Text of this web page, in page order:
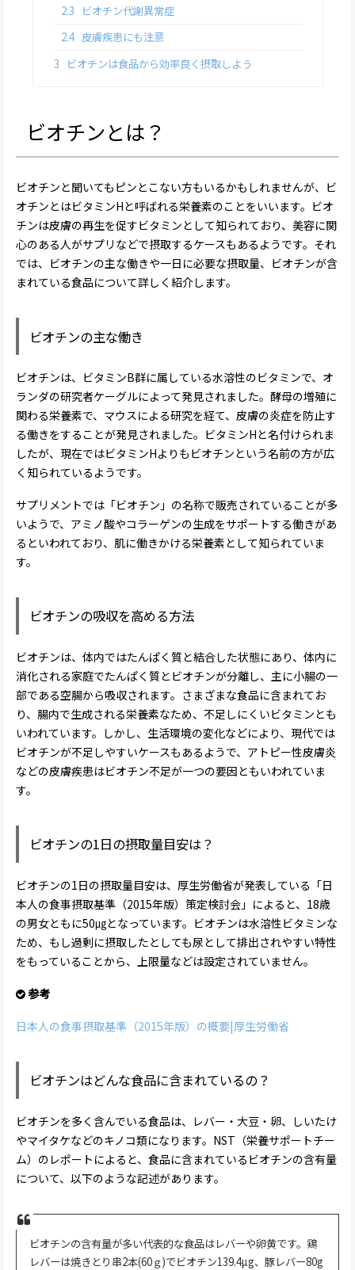
2.3
ビオチン代謝異常症
2.4 皮膚疾患にも注意
3
ビオチンは食品から効率良く摂取しよう
ビオチンとは？
ビオチンと聞いてもピンとこない方もいるかもしれませんが、ビ
オチンとはビタミンHと呼ばれる栄養素のことをいいます。ビオ
チンは皮膚の再生を促すビタミンとして知られており、美容に関
心のある人がサプリなどで摂取するケースもあるようです。それ
では、ビオチンの主な働きや一日に必要な摂取量、ビオチンが含
まれている食品について詳しく紹介します。
ビオチンの主な働き
ビオチンは、ビタミンB群に属している水溶性のビタミンで、オ
ランダの研究者ケーグルによって発見されました。酵母の増殖に
関わる栄養素で、マウスによる研究を経て、皮膚の炎症を防止す
る働きをすることが発見されました。ビタミンHと名付けられま
したが、現在ではビタミンHよりもビオチンという名前の方が広
く知られているようです。
サプリメントでは「ビオチン」の名称で販売されていることが多
いようで、アミノ酸やコラーゲンの生成をサポートする働きがあ
るといわれており、肌に働きかける栄養素として知られていま
す。
ビオチンの吸収を高める方法
ビオチンは、体内ではたんぱく質と結合した状態にあり、体内に
消化される家庭でたんぱく質とビオチンが分離し、主に小腸の一
部である空腸から吸収されます。さまざまな食品に含まれてお
り、腸内で生成される栄養素なため、不足しにくいビタミンとも
いわれています。しかし、生活環境の変化などにより、現代では
ビオチンが不足しやすいケースもあるようで、アトピー性皮膚炎
などの皮膚疾患はビオチン不足が一つの要因ともいわれていま
す。
ビオチンの1日の摂取量目安は？
ビオチンの1日の摂取量目安は、厚生労働省が発表している「日
本人の食事摂取基準（2015年版）策定検討会」によると、18歳
の男女ともに50㎍となっています。ビオチンは水溶性ビタミンな
ため、もし過剰に摂取したとしても尿として排出されやすい特性
をもっていることから、上限量などは設定されていません。
参考
日本人の食事摂取基準（2015年版）の概要|厚生労働省
ビオチンはどんな食品に含まれているの？
ビオチンを多く含んでいる食品は、レバー・大豆・卵、しいたけ
やマイタケなどのキノコ類になります。NST（栄養サポートチー
ム）のレポートによると、食品に含まれているビオチンの含有量
について、以下のような記述があります。
ビオチンの含有量が多い代表的な食品はレバーや卵黄です。鶏
レバーは焼きとり串2本(60ｇ)でビオチン139.4µg、豚レバー80g